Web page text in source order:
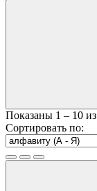
Показаны 1 – 10 из
Сортировать по: